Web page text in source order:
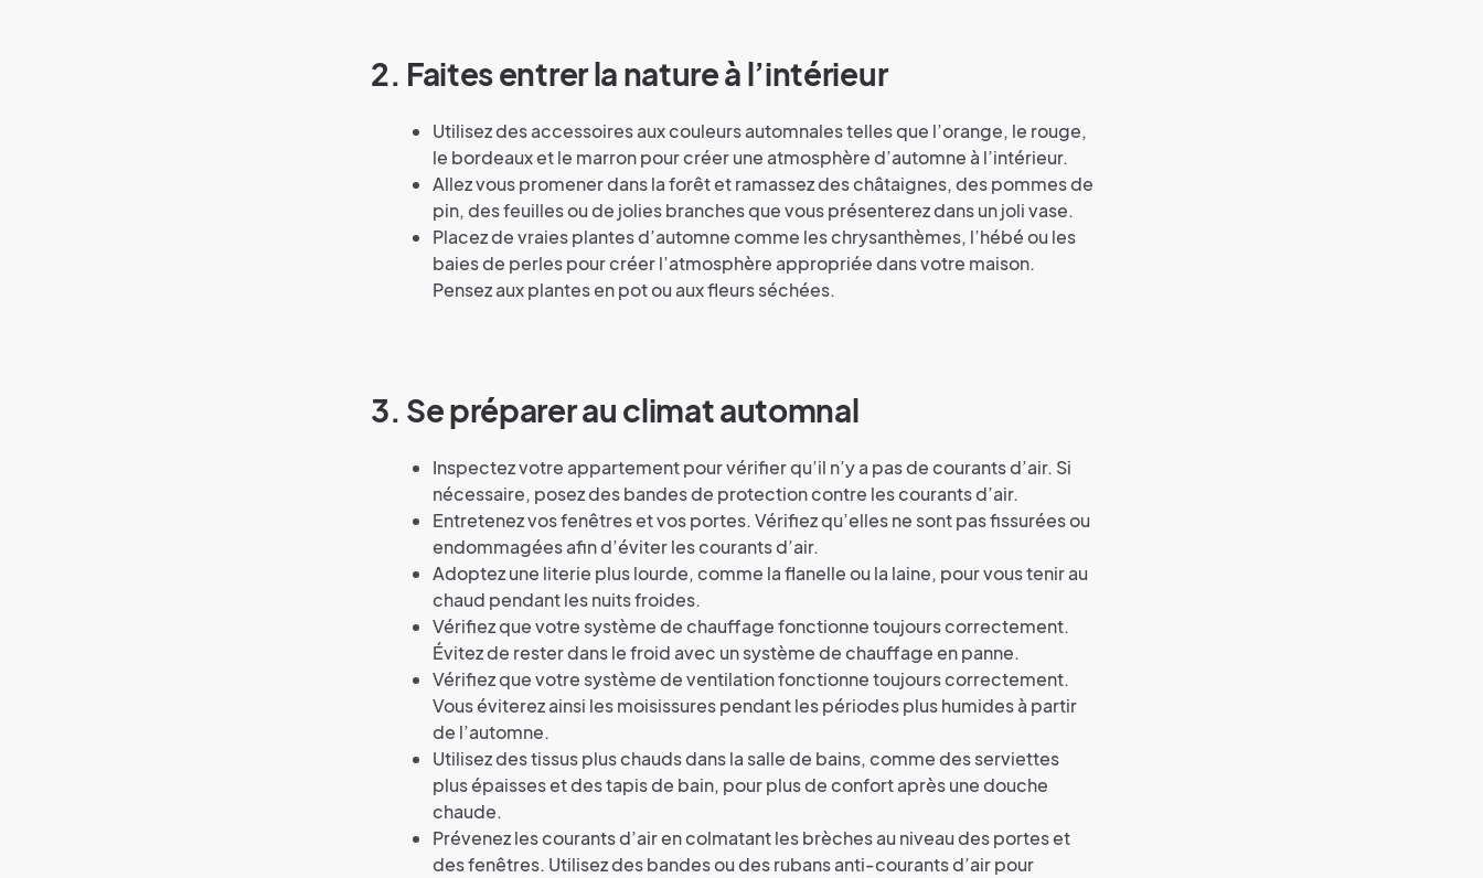
2. Faites entrer la nature à l’intérieur
Utilisez des accessoires aux couleurs automnales telles que l’orange, le rouge,
le bordeaux et le marron pour créer une atmosphère d’automne à l’intérieur.
Allez vous promener dans la forêt et ramassez des châtaignes, des pommes de
pin, des feuilles ou de jolies branches que vous présenterez dans un joli vase.
Placez de vraies plantes d’automne comme les chrysanthèmes, l’hébé ou les
baies de perles pour créer l’atmosphère appropriée dans votre maison.
Pensez aux plantes en pot ou aux fleurs séchées.
3. Se préparer au climat automnal
Inspectez votre appartement pour vérifier qu’il n’y a pas de courants d’air. Si
nécessaire, posez des bandes de protection contre les courants d’air.
Entretenez vos fenêtres et vos portes. Vérifiez qu’elles ne sont pas fissurées ou
endommagées afin d’éviter les courants d’air.
Adoptez une literie plus lourde, comme la flanelle ou la laine, pour vous tenir au
chaud pendant les nuits froides.
Vérifiez que votre système de chauffage fonctionne toujours correctement.
Évitez de rester dans le froid avec un système de chauffage en panne.
Vérifiez que votre système de ventilation fonctionne toujours correctement.
Vous éviterez ainsi les moisissures pendant les périodes plus humides à partir
de l’automne.
Utilisez des tissus plus chauds dans la salle de bains, comme des serviettes
plus épaisses et des tapis de bain, pour plus de confort après une douche
chaude.
Prévenez les courants d’air en colmatant les brèches au niveau des portes et
des fenêtres. Utilisez des bandes ou des rubans anti-courants d’air pour